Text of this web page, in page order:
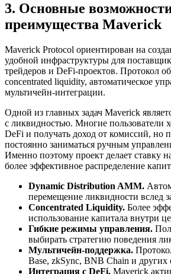
3. Основные
преимущества Maverick
Maverick Protocol ориентирован на
удобной инфраструктуры для
трейдеров и DeFi-проектов. Протокол
concentrated liquidity, автоматическое
мультичейн-интеграции.
Одной из главных задач Maverick
с ликвидностью. Многие пользователи
DeFi и получать доход от комиссий, но
постоянно заниматься ручным
Именно поэтому проект делает ставку
более эффективное распределение
Dynamic Distribution AMM.
перемещение ликвидности вслед
Concentrated Liquidity. Более
использование капитала внутри
Гибкие режимы управления.
выбирать стратегию поведения
Мультичейн-поддержка.
Base, zkSync, BNB Chain и других
Интеграция с DeFi. Maverick